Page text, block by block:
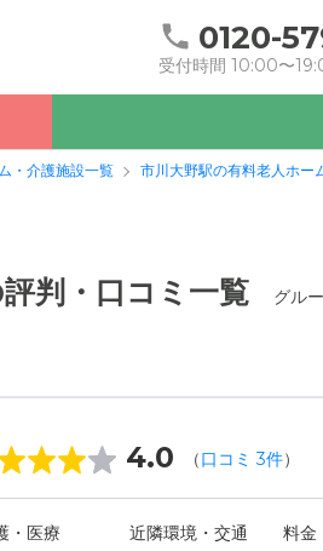
0120-
受付時間 10:00〜
・介護施設一覧 市川大野駅の有料老人ホー
判・口コミ一覧
グル
4.0 （口コミ 3件）
・医療 近隣環境・交通 料金